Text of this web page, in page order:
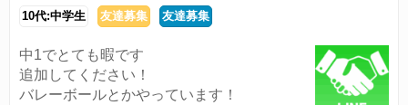
10代:中学生 友達募集 友達募集
中1でとても暇です
追加してください！
バレーボールとかやっています！